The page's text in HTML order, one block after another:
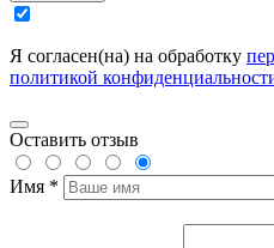
Я согласен(на) на обработку
политикой
Оставить отзыв
Имя *